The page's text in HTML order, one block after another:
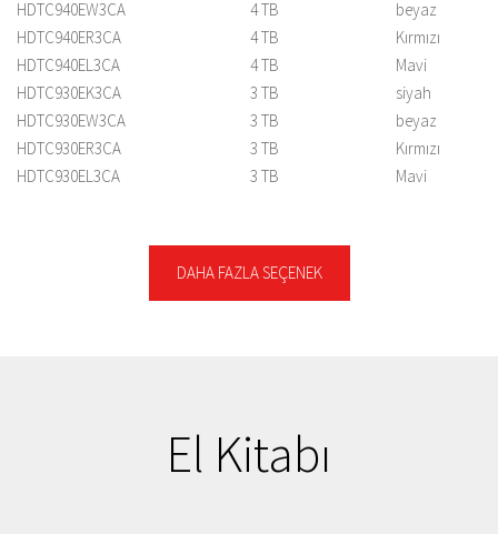
HDTC940EW3CA
4 TB
beyaz
HDTC940ER3CA
4 TB
Kırmızı
HDTC940EL3CA
4 TB
Mavi
HDTC930EK3CA
3 TB
siyah
HDTC930EW3CA
3 TB
beyaz
HDTC930ER3CA
3 TB
Kırmızı
HDTC930EL3CA
3 TB
Mavi
DAHA FAZLA SEÇENEK
El Kitabı